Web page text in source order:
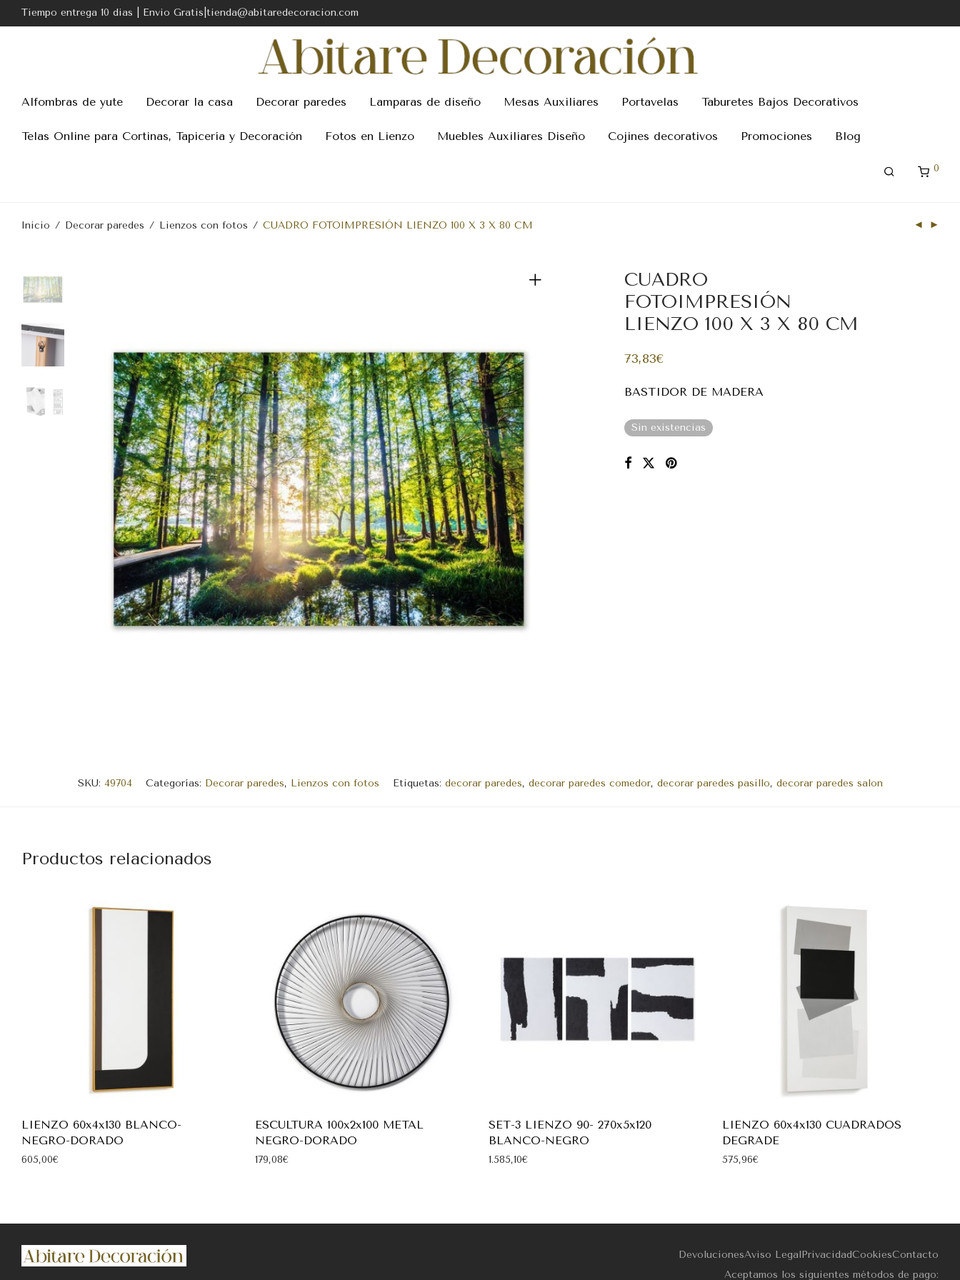
Tiempo entrega 10 dias | Envio Gratis|tienda@abitaredecoracion.com
Alfombras de yute Decorar la casa Decorar paredes Lamparas de diseño Mesas Auxiliares Portavelas Taburetes Bajos Decorativos
Telas Online para Cortinas, Tapicería y Decoración Fotos en Lienzo Muebles Auxiliares Diseño Cojines decorativos Promociones Blog
0
Inicio / Decorar paredes / Lienzos con fotos / CUADRO FOTOIMPRESIÓN LIENZO 100 X 3 X 80 CM
CUADRO
FOTOIMPRESIÓN
LIENZO 100 X 3 X 80 CM
73,83€
BASTIDOR DE MADERA
Sin existencias
SKU: 49704 Categorías: Decorar paredes, Lienzos con fotos Etiquetas: decorar paredes, decorar paredes comedor, decorar paredes pasillo, decorar paredes salon
Productos relacionados
LIENZO 60x4x130 BLANCO-
NEGRO-DORADO
605,00€
ESCULTURA 100x2x100 METAL
NEGRO-DORADO
179,08€
SET-3 LIENZO 90- 270x5x120
BLANCO-NEGRO
1.585,10€
LIENZO 60x4x130 CUADRADOS
DEGRADE
575,96€
DevolucionesAviso LegalPrivacidadCookiesContacto
Aceptamos los siguientes métodos de pago: